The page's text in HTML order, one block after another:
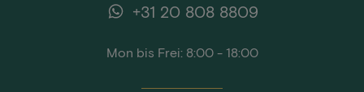
+31 20 808 8809
Mon bis Frei: 8:00 - 18:00